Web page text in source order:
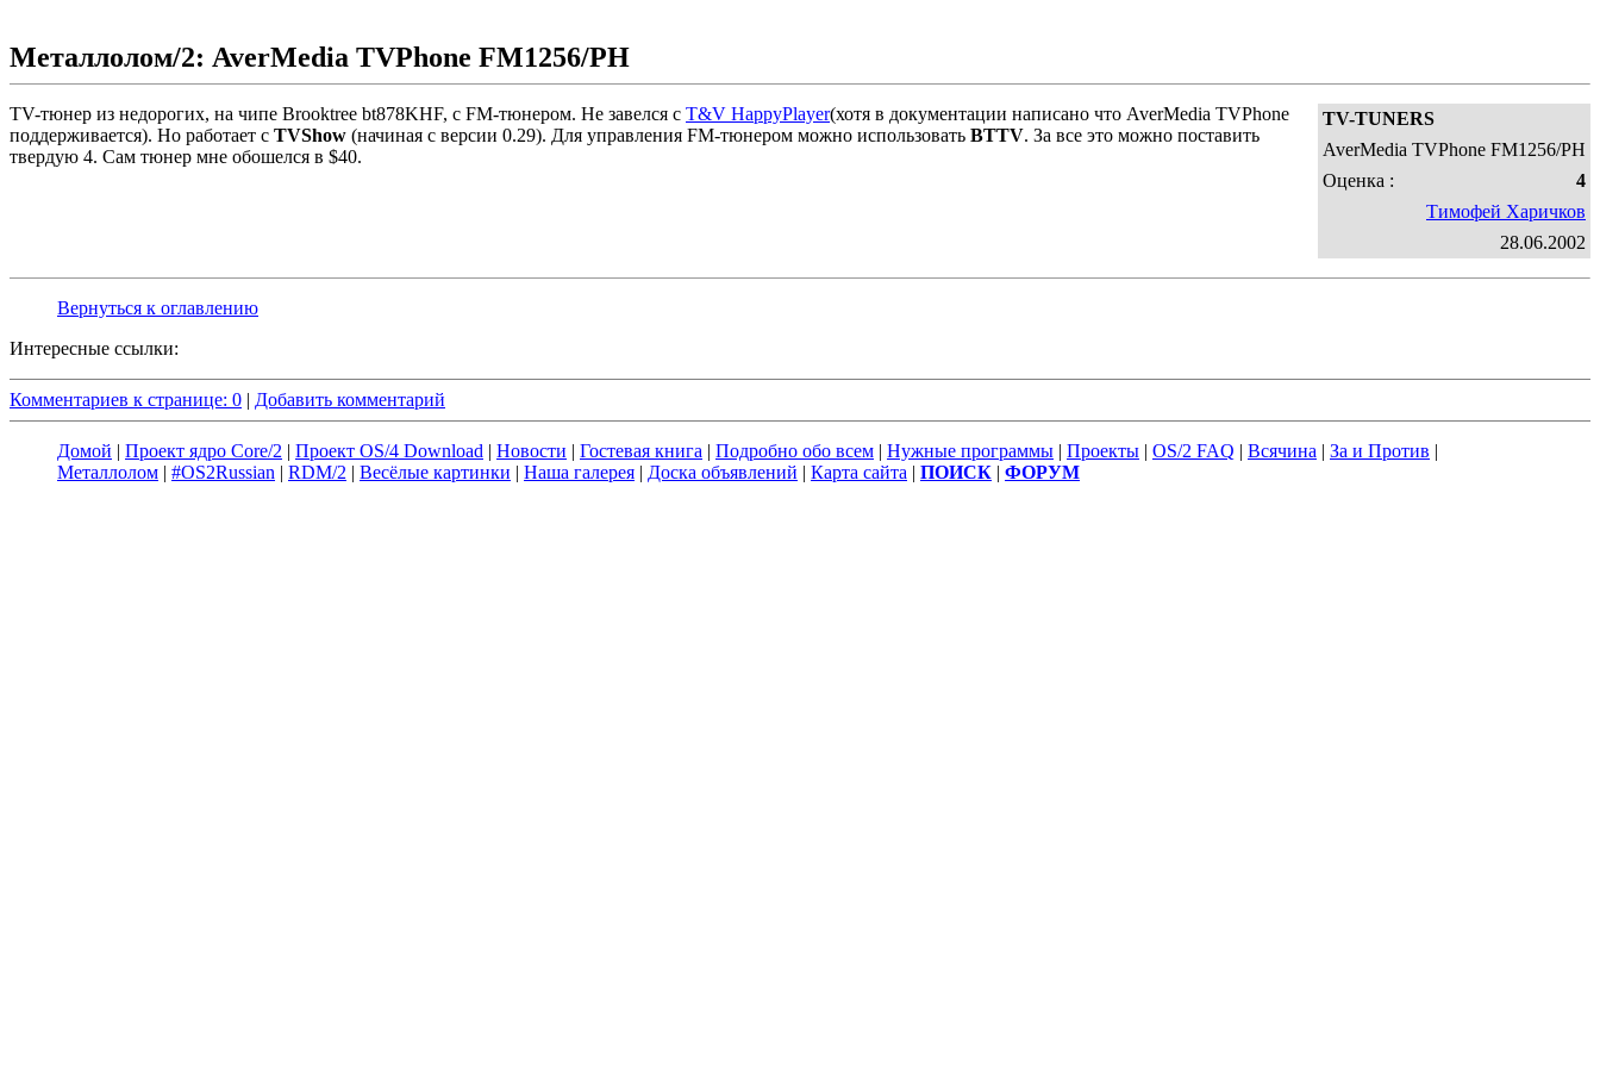
Металлолом/2: AverMedia TVPhone FM1256/PH
TV-TUNERS
AverMedia TVPhone FM1256/PH
Оценка :
4
Тимофей Харичков
28.06.2002
TV-тюнер из недорогих, на чипе Brooktree bt878KHF, с FM-тюнером. Не завелся с T&V HappyPlayer(хотя в документации написано что AverMedia TVPhone
поддерживается). Но работает с TVShow (начиная с версии 0.29). Для управления FM-тюнером можно использовать BTTV. За все это можно поставить
твердую 4. Сам тюнер мне обошелся в $40.
Вернуться к оглавлению
Интересные ссылки:
Комментариев к странице: 0 | Добавить комментарий
Домой | Проект ядро Core/2 | Проект OS/4 Download | Новости | Гостевая книга | Подробно обо всем | Нужные программы | Проекты | OS/2 FAQ | Всячина | За и Против |
Металлолом | #OS2Russian | RDM/2 | Весёлые картинки | Наша галерея | Доска объявлений | Карта сайта | ПОИСК | ФОРУМ